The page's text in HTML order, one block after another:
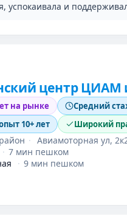
успокаивала и
центр ЦИАМ
на рынке
Средний
10+ лет
Широкий
· Авиамоторная ул,
· 7 мин пешком
· 9 мин пешком